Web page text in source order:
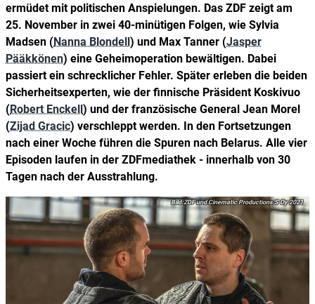
ermüdet mit politischen Anspielungen. Das ZDF zeigt am
25. November in zwei 40-minütigen Folgen, wie Sylvia
Madsen (Nanna Blondell) und Max Tanner (Jasper
Pääkkönen) eine Geheimoperation bewältigen. Dabei
passiert ein schrecklicher Fehler. Später erleben die beiden
Sicherheitsexperten, wie der finnische Präsident Koskivuo
(Robert Enckell) und der französische General Jean Morel
(Zijad Gracic) verschleppt werden. In den Fortsetzungen
nach einer Woche führen die Spuren nach Belarus. Alle vier
Episoden laufen in der ZDFmediathek - innerhalb von 30
Tagen nach der Ausstrahlung.
ZDF und Cinematic Productions S Oy 2021